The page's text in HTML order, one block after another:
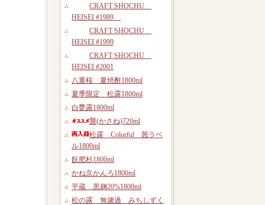
CRAFT SHOCHU
HEISEI #1989
CRAFT SHOCHU
HEISEI #1999
CRAFT SHOCHU
HEISEI #2001
八重桜 夏焼酎1800ml
夏季限定 松露1800ml
白甕露1800ml
襲(かさね)720ml
松露 Colorful 茜ラベ
ル1800ml
飫肥杉1800ml
かね京かんろ1800ml
平蔵 黒麹20%1800ml
松の露 無濾過 みちしずく